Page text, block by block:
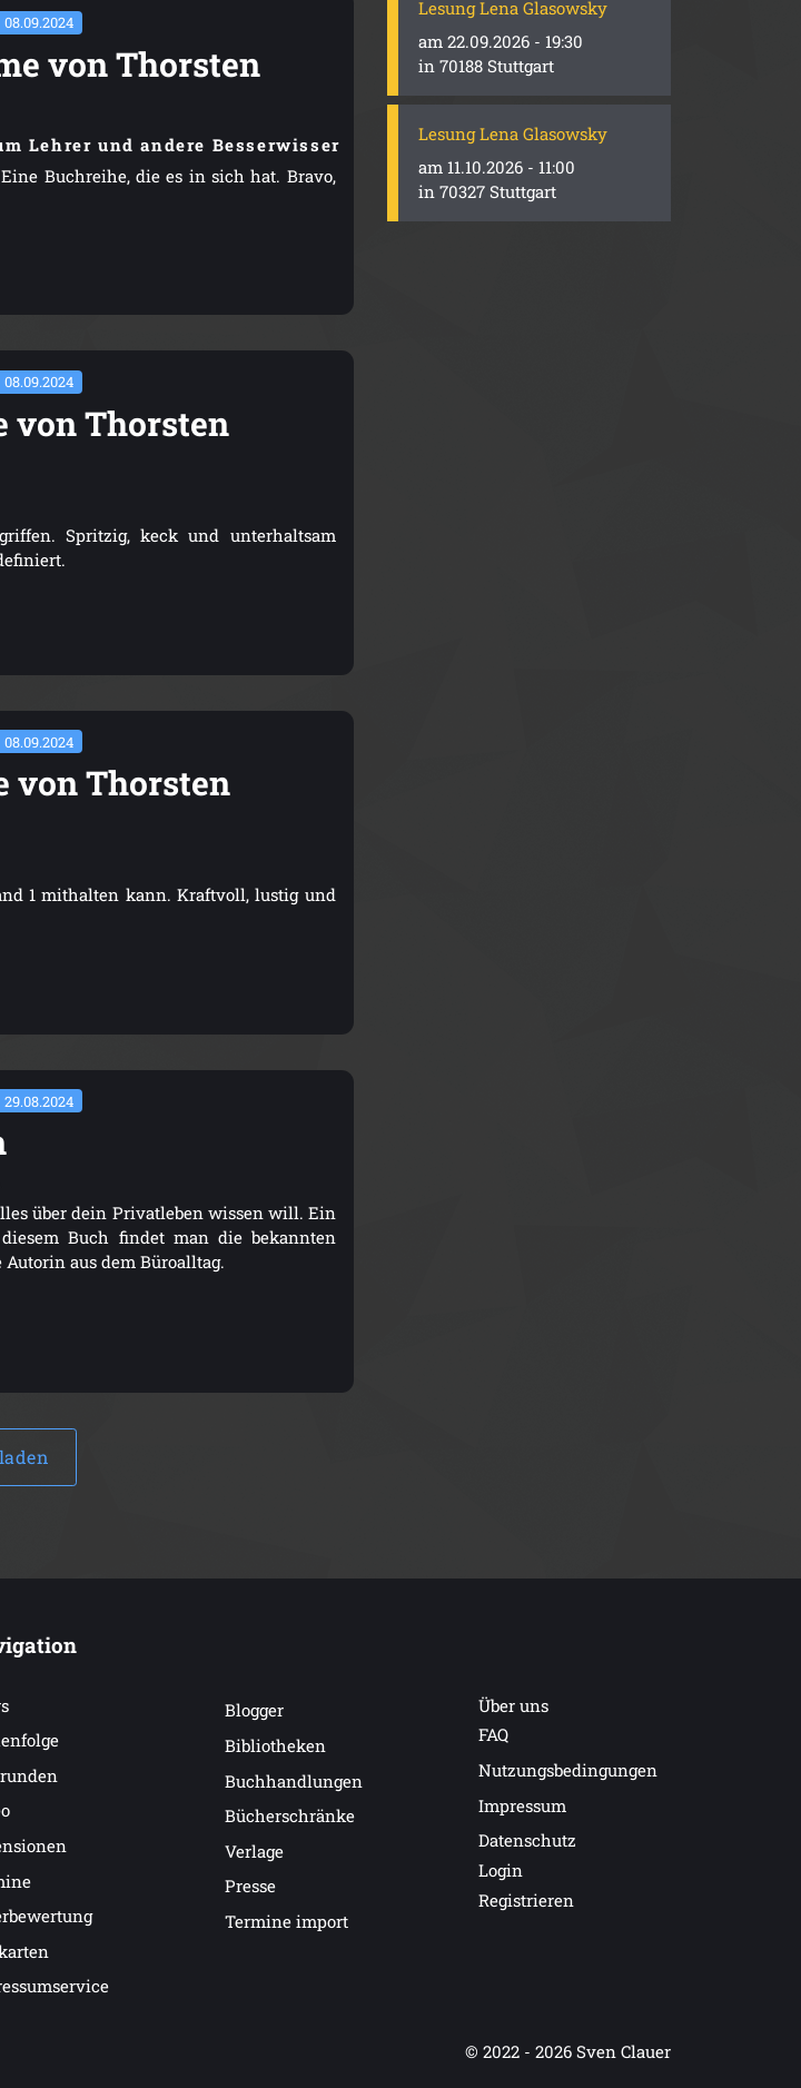
08.09.2024
von Thorsten
Lehrer und andere Besserwisser
Buchreihe, die es in sich hat. Bravo,
08.09.2024
von Thorsten
Spritzig, keck und unterhaltsam
08.09.2024
von Thorsten
1 mithalten kann. Kraftvoll, lustig und
29.08.2024
über dein Privatleben wissen will. Ein
Buch findet man die bekannten
aus dem Büroalltag.
Lesung Lena Glasowsky
am 22.09.2026 - 19:30
in 70188 Stuttgart
Lesung Lena Glasowsky
am 11.10.2026 - 11:00
in 70327 Stuttgart
Blogger
Bibliotheken
Buchhandlungen
Bücherschränke
Verlage
Presse
Termine import
Über uns
FAQ
Nutzungsbedingungen
Impressum
Datenschutz
Login
Registrieren
© 2022 - 2026 Sven Clauer